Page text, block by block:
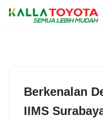
Berkenalan
IIMS